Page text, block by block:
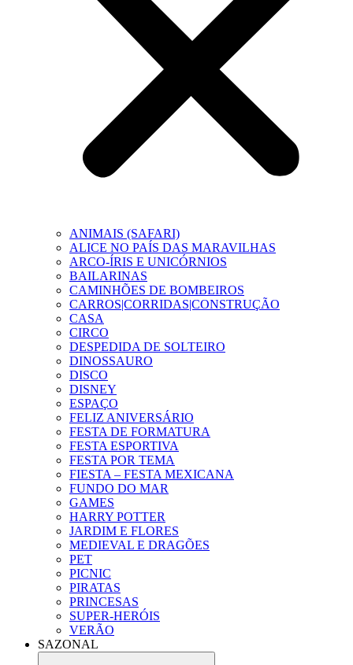
ANIMAIS (SAFARI)
ALICE NO PAÍS DAS MARAVILHAS
ARCO-ÍRIS E UNICÓRNIOS
BAILARINAS
CAMINHÕES DE BOMBEIROS
CARROS|CORRIDAS|CONSTRUÇÃO
CASA
CIRCO
DESPEDIDA DE SOLTEIRO
DINOSSAURO
DISCO
DISNEY
ESPAÇO
FELIZ ANIVERSÁRIO
FESTA DE FORMATURA
FESTA ESPORTIVA
FESTA POR TEMA
FIESTA – FESTA MEXICANA
FUNDO DO MAR
GAMES
HARRY POTTER
JARDIM E FLORES
MEDIEVAL E DRAGÕES
PET
PICNIC
PIRATAS
PRINCESAS
SUPER-HERÓIS
VERÃO
SAZONAL